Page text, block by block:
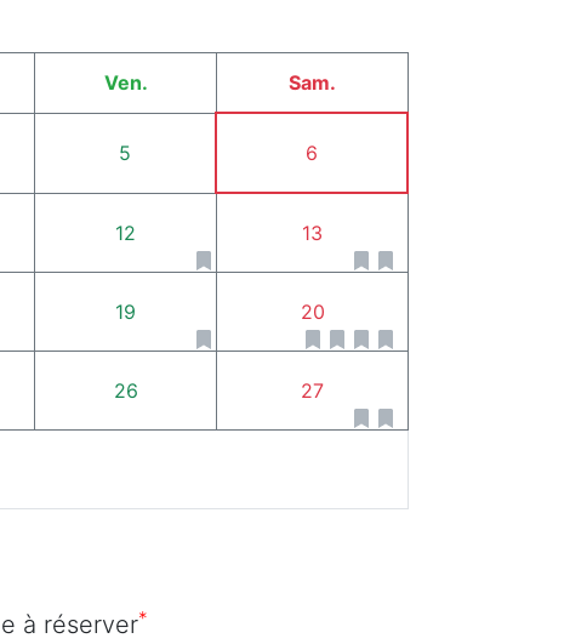
Ven. Sam.
5 6
12 13
19 20
26 27
à réserver*